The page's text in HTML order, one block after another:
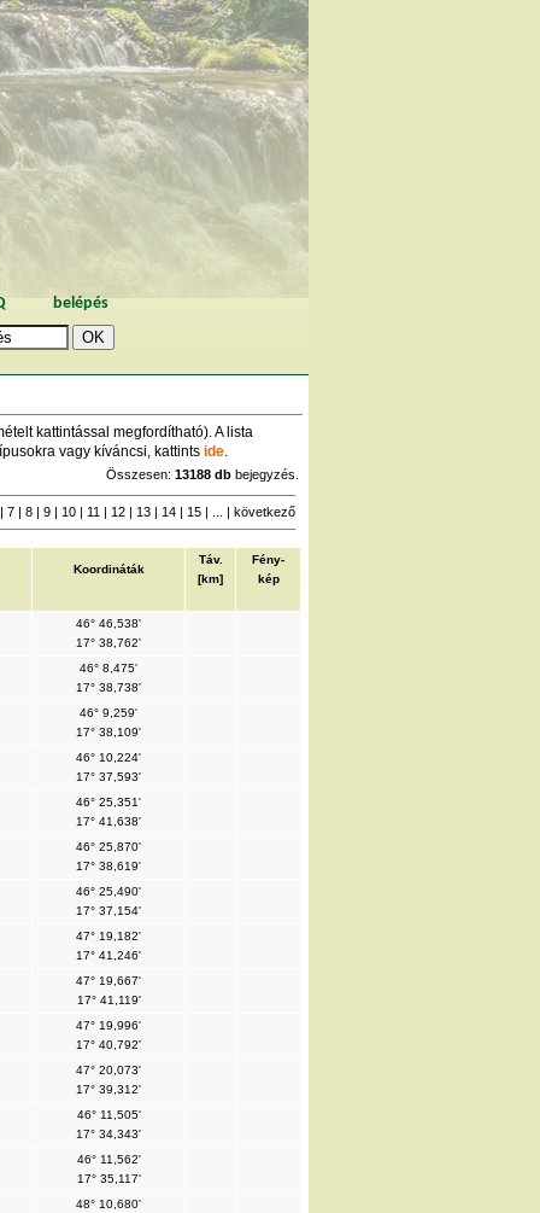
belépés
kattintással megfordítható). A lista
vagy kíváncsi, kattints ide.
Összesen: 13188 db bejegyzés.
7 8 9 10 11 12 13 14 15 következő
Koordináták
Táv.
[km]
Fény-
kép
46° 46,538'
17° 38,762'
46° 8,475'
17° 38,738'
46° 9,259'
17° 38,109'
46° 10,224'
17° 37,593'
46° 25,351'
17° 41,638'
46° 25,870'
17° 38,619'
46° 25,490'
17° 37,154'
47° 19,182'
17° 41,246'
47° 19,667'
17° 41,119'
47° 19,996'
17° 40,792'
47° 20,073'
17° 39,312'
46° 11,505'
17° 34,343'
46° 11,562'
17° 35,117'
48° 10,680'